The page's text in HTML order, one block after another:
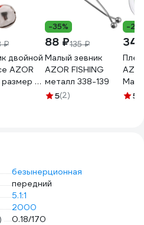
₽
двойной
AZOR
размер S,
061
-35%
88 ₽135 ₽
Малый зевник
AZOR FISHING
металл 338-139
5(2)
-
5
безынерционная
передний
5.1:1
2000
0.18/170